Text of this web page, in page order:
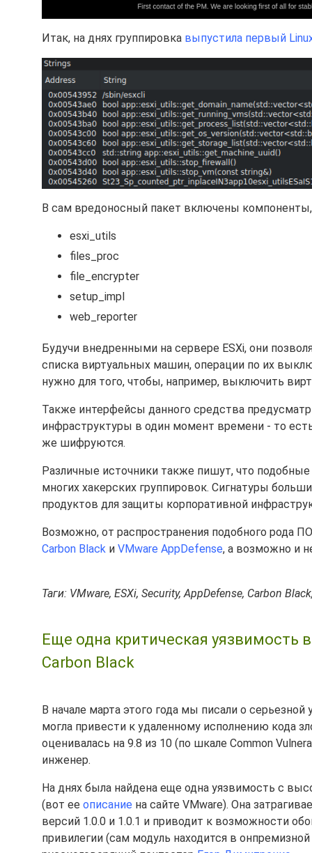
Итак, на днях группировка выпустила первый
В сам вредоносный пакет включены
esxi_utils
files_proc
file_encrypter
setup_impl
web_reporter
Будучи внедренными на сервере ESXi, они
списка виртуальных машин, операции по их
нужно для того, чтобы, например, выключить
Также интерфейсы данного средства
инфраструктуры в один момент времени - то
же шифруются.
Различные источники также пишут, что
многих хакерских группировок. Сигнатуры
продуктов для защиты корпоративной
Возможно, от распространения подобного рода
Carbon Black и VMware AppDefense, а возможно и
Таги: VMware, ESXi, Security, AppDefense, Carbon
Еще одна критическая уязвимость
Carbon Black
В начале марта этого года мы писали о
могла привести к удаленному исполнению кода
оценивалась на 9.8 из 10 (по шкале Common
инженер.
На днях была найдена еще одна уязвимость с
(вот ее описание на сайте VMware). Она
версий 1.0.0 и 1.0.1 и приводит к возможности
привилегии (сам модуль находится в